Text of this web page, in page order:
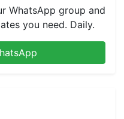
WhatsApp group and
you need. Daily.